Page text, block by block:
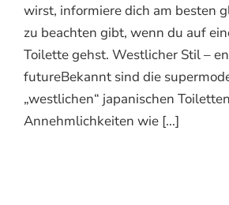
wirst, informiere dich am besten
zu beachten gibt, wenn du auf
Toilette gehst. Westlicher Stil –
futureBekannt sind die
„westlichen“ japanischen
Annehmlichkeiten wie [...]